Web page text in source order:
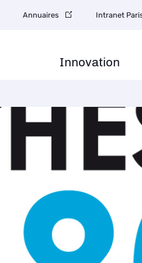
Innovation
Annuaires Intranet